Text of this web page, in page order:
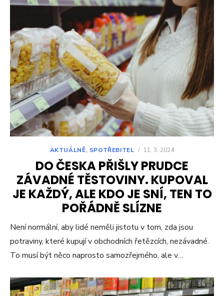
AKTUÁLNĚ, SPOTŘEBITEL / 11. 3. 2024
DO ČESKA PŘIŠLY PRUDCE
ZÁVADNÉ TĚSTOVINY. KUPOVAL
JE KAŽDÝ, ALE KDO JE SNÍ, TEN TO
POŘÁDNĚ SLÍZNE
Není normální, aby lidé neměli jistotu v tom, zda jsou
potraviny, které kupují v obchodních řetězcích, nezávadné.
To musí být něco naprosto samozřejmého, ale v…